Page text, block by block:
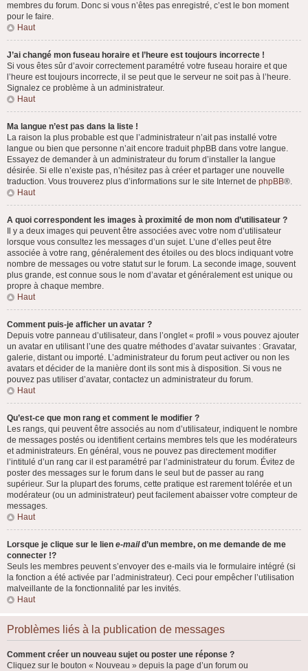
membres du forum. Donc si vous n’êtes pas enregistré, c’est le bon moment
pour le faire.
Haut
J’ai changé mon fuseau horaire et l’heure est toujours incorrecte !
Si vous êtes sûr d’avoir correctement paramétré votre fuseau horaire et que
l’heure est toujours incorrecte, il se peut que le serveur ne soit pas à l’heure.
Signalez ce problème à un administrateur.
Haut
Ma langue n’est pas dans la liste !
La raison la plus probable est que l’administrateur n’ait pas installé votre
langue ou bien que personne n’ait encore traduit phpBB dans votre langue.
Essayez de demander à un administrateur du forum d’installer la langue
désirée. Si elle n’existe pas, n’hésitez pas à créer et partager une nouvelle
traduction. Vous trouverez plus d’informations sur le site Internet de phpBB®.
Haut
A quoi correspondent les images à proximité de mon nom d’utilisateur ?
Il y a deux images qui peuvent être associées avec votre nom d’utilisateur
lorsque vous consultez les messages d’un sujet. L’une d’elles peut être
associée à votre rang, généralement des étoiles ou des blocs indiquant votre
nombre de messages ou votre statut sur le forum. La seconde image, souvent
plus grande, est connue sous le nom d’avatar et généralement est unique ou
propre à chaque membre.
Haut
Comment puis-je afficher un avatar ?
Depuis votre panneau d’utilisateur, dans l’onglet « profil » vous pouvez ajouter
un avatar en utilisant l’une des quatre méthodes d’avatar suivantes : Gravatar,
galerie, distant ou importé. L’administrateur du forum peut activer ou non les
avatars et décider de la manière dont ils sont mis à disposition. Si vous ne
pouvez pas utiliser d’avatar, contactez un administrateur du forum.
Haut
Qu’est-ce que mon rang et comment le modifier ?
Les rangs, qui peuvent être associés au nom d’utilisateur, indiquent le nombre
de messages postés ou identifient certains membres tels que les modérateurs
et administrateurs. En général, vous ne pouvez pas directement modifier
l’intitulé d’un rang car il est paramétré par l’administrateur du forum. Évitez de
poster des messages sur le forum dans le seul but de passer au rang
supérieur. Sur la plupart des forums, cette pratique est rarement tolérée et un
modérateur (ou un administrateur) peut facilement abaisser votre compteur de
messages.
Haut
Lorsque je clique sur le lien e-maild’un membre, on me demande de me
connecter !?
Seuls les membres peuvent s’envoyer des e-mails via le formulaire intégré (si
la fonction a été activée par l’administrateur). Ceci pour empêcher l’utilisation
malveillante de la fonctionnalité par les invités.
Haut
Problèmes liés à la publication de messages
Comment créer un nouveau sujet ou poster une réponse ?
Cliquez sur le bouton « Nouveau » depuis la page d’un forum ou